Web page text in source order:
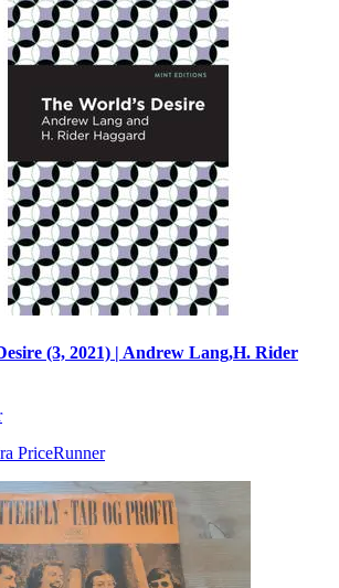
(3, 2021) | Andrew Lang,H. Rider
PriceRunner